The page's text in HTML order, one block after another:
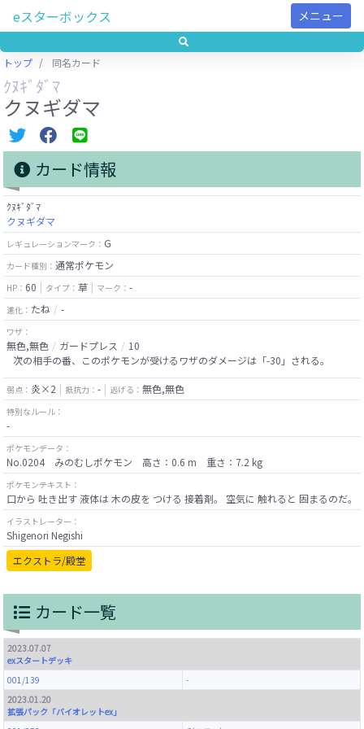
eスターボックス メニュー
トップ 同名カード
ｸﾇｷﾞﾀﾞﾏ
クヌギダマ
カード情報
ｸﾇｷﾞﾀﾞﾏ
クヌギダマ
レギュレーションマーク： G
カード種別： 通常ポケモン
HP： 60 タイプ： 草 マーク： -
進化： たね -
ワザ：
無色,無色 ガードプレス
10
次の相手の番、このポケモンが受けるワザのダメージは「-30」される。
弱点： 炎×2 抵抗力： - 逃げる： 無色,無色
特別なルール：
-
ポケモンデータ：
No.0204 みのむしポケモン 高さ：0.6 m 重さ：7.2 kg
ポケモンテキスト：
口から 吐き出す 液体は 木の皮を つける 接着剤。 空気に 触れると 固まるのだ。
イラストレーター：
Shigenori Negishi
エクストラ/殿堂
カード一覧
2023.07.07
exスタートデッキ
001/139
-
2023.01.20
拡張パック「バイオレットex」